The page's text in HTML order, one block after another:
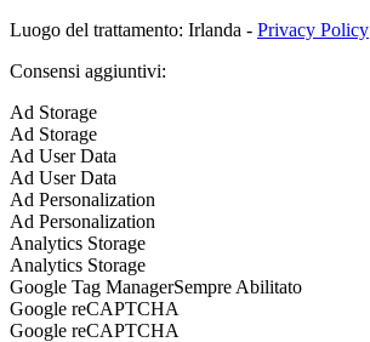
Luogo del trattamento: Irlanda - Privacy Policy
Consensi aggiuntivi:
Ad Storage
Ad Storage
Ad User Data
Ad User Data
Ad Personalization
Ad Personalization
Analytics Storage
Analytics Storage
Google Tag ManagerSempre Abilitato
Google reCAPTCHA
Google reCAPTCHA